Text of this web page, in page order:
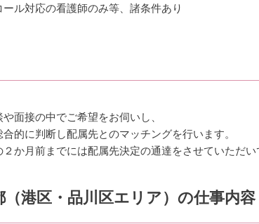
ル対応の看護師のみ等、諸条件あり
面接の中でご希望をお伺いし、
的に判断し配属先とのマッチングを行います。
か月前までには配属先決定の通達をさせていただい
港区・品川区エリア）の仕事内容